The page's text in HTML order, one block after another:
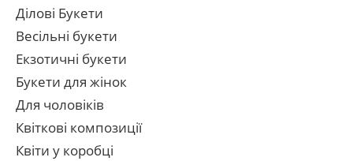
Ділові Букети
Весільні букети
Екзотичні букети
Букети для жінок
Для чоловіків
Квіткові композиції
Квіти у коробці